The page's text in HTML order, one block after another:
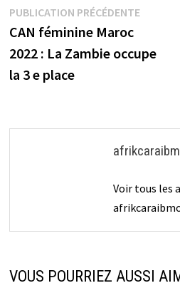
Navigation
de
l’article
PUBLICATION PRÉCÉDENTE
CAN féminine Maroc
2022 : La Zambie occupe
la 3 e place
Voir tous les
VOUS POURRIEZ AUSSI